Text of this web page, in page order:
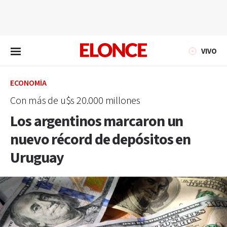
VIVO
ECONOMÍA
Con más de u$s 20.000 millones
Los argentinos marcaron un
nuevo récord de depósitos en
Uruguay